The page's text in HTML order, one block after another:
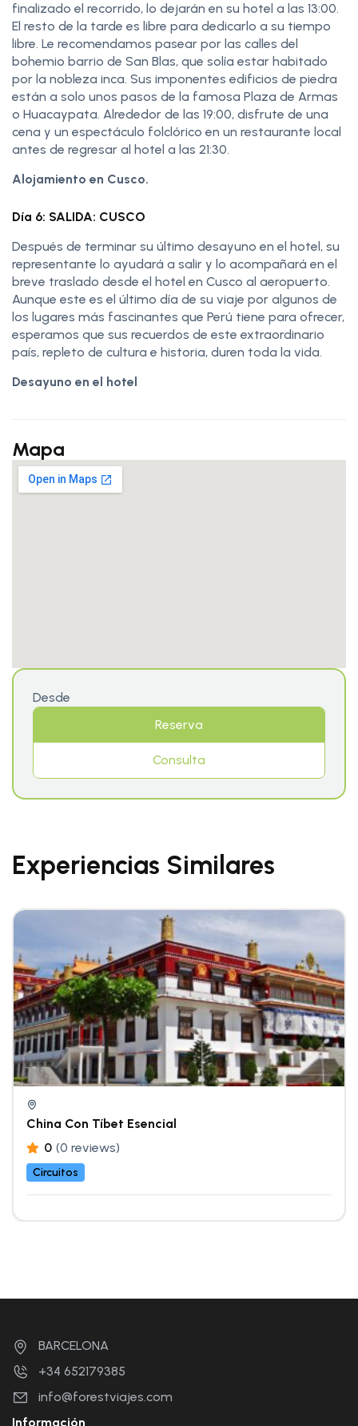
finalizado el recorrido, lo dejarán en su hotel a las 13:00.
El resto de la tarde es libre para dedicarlo a su tiempo
libre. Le recomendamos pasear por las calles del
bohemio barrio de San Blas, que solía estar habitado
por la nobleza inca. Sus imponentes edificios de piedra
están a solo unos pasos de la famosa Plaza de Armas
o Huacaypata. Alrededor de las 19:00, disfrute de una
cena y un espectáculo folclórico en un restaurante local
antes de regresar al hotel a las 21:30.
Alojamiento en Cusco.
Día 6: SALIDA: CUSCO
Después de terminar su último desayuno en el hotel, su
representante lo ayudará a salir y lo acompañará en el
breve traslado desde el hotel en Cusco al aeropuerto.
Aunque este es el último día de su viaje por algunos de
los lugares más fascinantes que Perú tiene para ofrecer,
esperamos que sus recuerdos de este extraordinario
país, repleto de cultura e historia, duren toda la vida.
Desayuno en el hotel
Mapa
Desde
Reserva
Consulta
Experiencias Similares
China Con Tíbet Esencial
0 (0 reviews)
Circuitos
BARCELONA
+34 652179385
info@forestviajes.com
Información